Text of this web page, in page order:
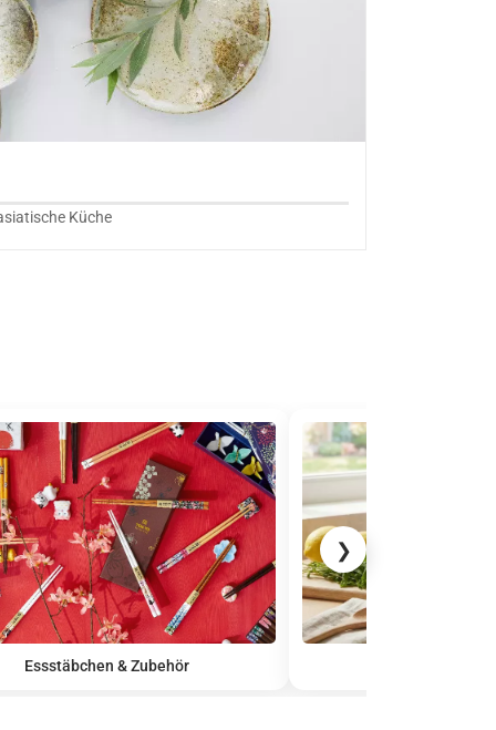
Küche
Essstäbchen & Zubehör
❯